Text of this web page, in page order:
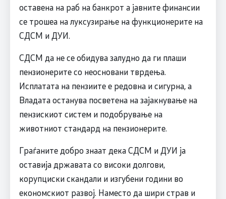
оставена на раб на банкрот а јавните финансии
се трошеа на луксузирање на функционерите на
СДСМ и ДУИ.
СДСМ да не се обидува залудно да ги плаши
пензионерите со неосновани тврдења.
Исплатата на пензиите е редовна и сигурна, а
Владата останува посветена на зајакнување на
пензискиот систем и подобрување на
животниот стандард на пензионерите.
Граѓаните добро знаат дека СДСМ и ДУИ ја
оставија државата со високи долгови,
корупциски скандали и изгубени години во
економскиот развој. Наместо да шири страв и